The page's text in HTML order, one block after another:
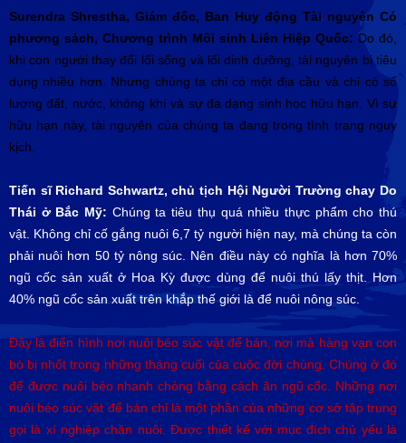
Surendra Shrestha, Giám đốc, Ban Huy động Tài nguyên Có
phương sách, Chương trình Môi sinh Liên Hiệp Quốc: Do đó,
khi con người thay đổi lối sống và lối dinh dưỡng, tài nguyên bị tiêu
dụng nhiều hơn. Nhưng chúng ta chỉ có một địa cầu và chỉ có số
lượng đất, nước, không khí và sự đa dạng sinh học hữu hạn. Vì sự
hữu hạn này, tài nguyên của chúng ta đang trong tình trạng nguy
kịch.
Tiến sĩ Richard Schwartz, chủ tịch Hội Người Trường chay Do
Thái ở Bắc Mỹ: Chúng ta tiêu thụ quá nhiều thực phẩm cho thú
vật. Không chỉ cố gắng nuôi 6,7 tỷ người hiện nay, mà chúng ta còn
phải nuôi hơn 50 tỷ nông súc. Nên điều này có nghĩa là hơn 70%
ngũ cốc sản xuất ở Hoa Kỳ được dùng để nuôi thú lấy thịt. Hơn
40% ngũ cốc sản xuất trên khắp thế giới là để nuôi nông súc.
Đây là điển hình nơi nuôi béo súc vật để bán, nơi mà hàng vạn con
bò bị nhốt trong những tháng cuối của cuộc đời chúng. Chúng ở đó
để được nuôi béo nhanh chóng bằng cách ăn ngũ cốc. Những nơi
nuôi béo súc vật để bán chỉ là một phần của những cơ sở tập trung
gọi là xí nghiệp chăn nuôi. Được thiết kế với mục đích chủ yếu là